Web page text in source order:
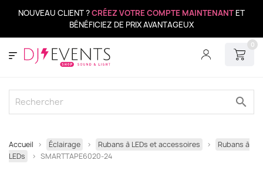
NOUVEAU CLIENT ?CRÉEZ VOTRE COMPTE MAINTENANT ET
BÉNÉFICIEZ DE PRIX AVANTAGEUX
0
search
Accueil Éclairage Rubans à LEDs et accessoires
Rubans à
LEDs
SMARTTAPE6020-24